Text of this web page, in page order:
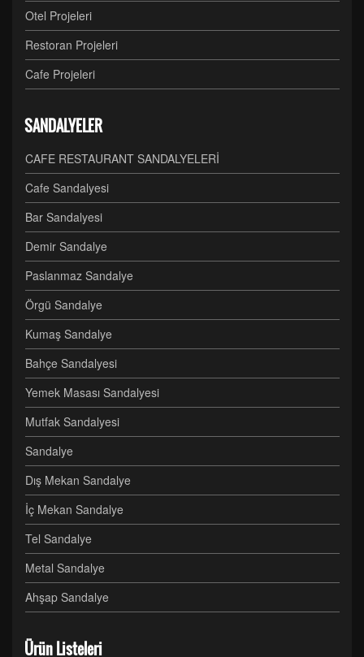
Otel Projeleri
Restoran Projeleri
Cafe Projeleri
SANDALYELER
CAFE RESTAURANT SANDALYELERİ
Cafe Sandalyesi
Bar Sandalyesi
Demir Sandalye
Paslanmaz Sandalye
Örgü Sandalye
Kumaş Sandalye
Bahçe Sandalyesi
Yemek Masası Sandalyesi
Mutfak Sandalyesi
Sandalye
Dış Mekan Sandalye
İç Mekan Sandalye
Tel Sandalye
Metal Sandalye
Ahşap Sandalye
Ürün Listeleri